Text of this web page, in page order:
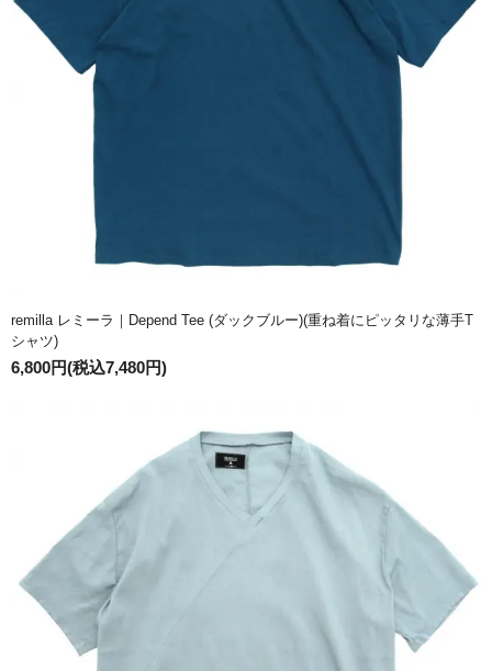
remilla レミーラ｜Depend Tee (ダックブルー)(重ね着にピッタリな薄手T
シャツ)
6,800円(税込7,480円)